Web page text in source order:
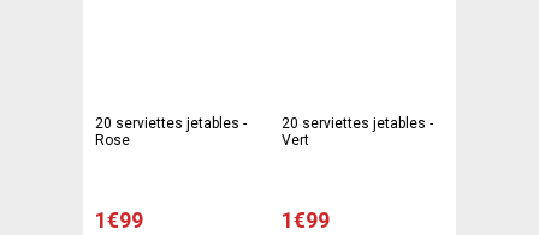
20 serviettes jetables -
Rose
1€99
20 serviettes jetables -
Vert
1€99